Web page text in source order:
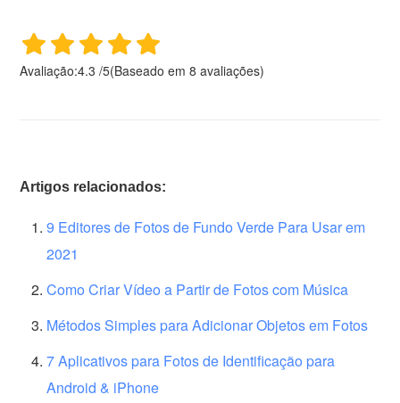
Avaliação:4.3 /5(Baseado em8 avaliações)
Artigos relacionados:
9 Editores de Fotos de Fundo Verde Para Usar em
2021
Como Criar Vídeo a Partir de Fotos com Música
Métodos Simples para Adicionar Objetos em Fotos
7 Aplicativos para Fotos de Identificação para
Android & iPhone